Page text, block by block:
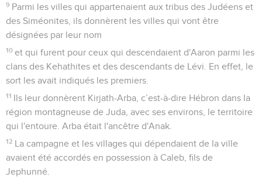
9 Parmi les villes qui appartenaient aux tribus des Judéens et
des Siméonites, ils donnèrent les villes qui vont être
désignées par leur nom
10 et qui furent pour ceux qui descendaient d'Aaron parmi les
clans des Kehathites et des descendants de Lévi. En effet, le
sort les avait indiqués les premiers.
11 Ils leur donnèrent Kirjath-Arba, c’est-à-dire Hébron dans la
région montagneuse de Juda, avec ses environs, le territoire
qui l'entoure. Arba était l'ancêtre d'Anak.
12 La campagne et les villages qui dépendaient de la ville
avaient été accordés en possession à Caleb, fils de
Jephunné.